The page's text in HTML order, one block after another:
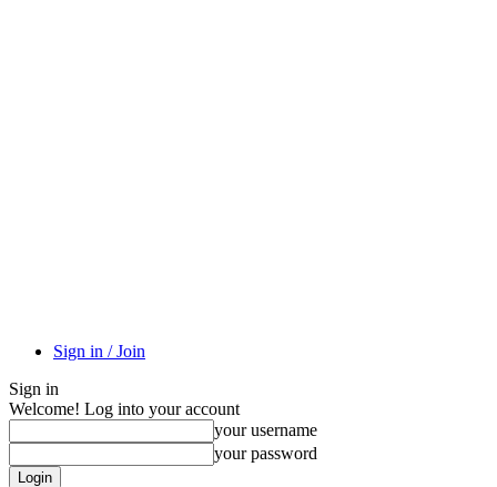
Sign in / Join
Sign in
Welcome! Log into your account
your username
your password